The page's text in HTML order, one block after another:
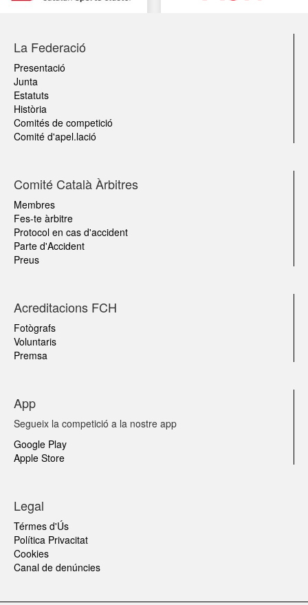
La Federació
Presentació
Junta
Estatuts
Història
Comités de competició
Comité d'apel.lació
Comité Català Àrbitres
Membres
Fes-te àrbitre
Protocol en cas d'accident
Parte d'Accident
Preus
Acreditacions FCH
Fotògrafs
Voluntaris
Premsa
App
Segueix la competició a la nostre app
Google Play
Apple Store
Legal
Térmes d'Ús
Política Privacitat
Cookies
Canal de denúncies